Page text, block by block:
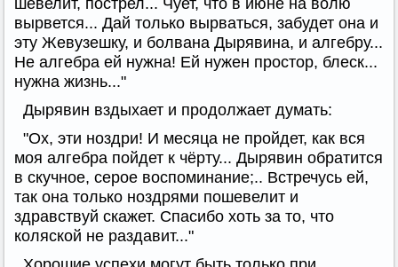
шевелит, пострел... Чует, что в июне на волю
вырвется... Дай только вырваться, забудет она и
эту Жевузешку, и болвана Дырявина, и алгебру...
Не алгебра ей нужна! Ей нужен простор, блеск...
нужна жизнь..."
Дырявин вздыхает и продолжает думать:
"Ох, эти ноздри! И месяца не пройдет, как вся
моя алгебра пойдет к чёрту... Дырявин обратится
в скучное, серое воспоминание;.. Встречусь ей,
так она только ноздрями пошевелит и
здравствуй скажет. Спасибо хоть за то, что
коляской не раздавит..."